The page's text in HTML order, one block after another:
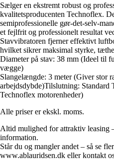
Sælger en ekstremt robust og
kvalitetsproducenten Technoflex.
semiprofessionelle gør-det-selv-
et fejlfrit og professionelt resultat
Stavvibratoren fjerner effektivt
hvilket sikrer maksimal styrke,
Diameter på stav: 38 mm (Ideel til
vægge)
Slangelængde: 3 meter (Giver stor
arbejdsdybde)Tilslutning: Standard
Technoflex motorenheder)
Alle priser er ekskl. moms.
Altid mulighed for attraktiv leasing
information.
Står du og mangler andet – så se
www.ablauridsen.dk eller kontakt